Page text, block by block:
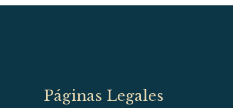
Páginas Legales